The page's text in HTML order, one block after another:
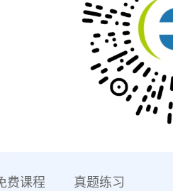
费课程 真题练习